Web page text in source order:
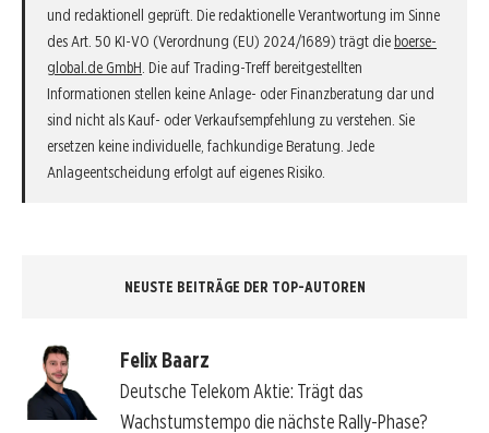
und redaktionell geprüft. Die redaktionelle Verantwortung im Sinne
des Art. 50 KI-VO (Verordnung (EU) 2024/1689) trägt die boerse-
global.de GmbH . Die auf Trading-Treff bereitgestellten
Informationen stellen keine Anlage- oder Finanzberatung dar und
sind nicht als Kauf- oder Verkaufsempfehlung zu verstehen. Sie
ersetzen keine individuelle, fachkundige Beratung. Jede
Anlageentscheidung erfolgt auf eigenes Risiko.
NEUSTE BEITRÄGE DER TOP-AUTOREN
Felix Baarz
Deutsche Telekom Aktie: Trägt das
Wachstumstempo die nächste Rally-Phase?